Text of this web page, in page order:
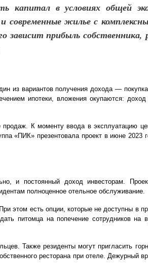
в условиях общей
жилье с
зависит прибыль собственника,
из вариантов получения дохода —
ипотеки, вложения окупаются:
К моменту ввода в эксплуатацию
«ПИК» презентовала проект в июне
и постоянный доход инвесторам.
полноценное отельное обслуживание.
этом есть опции, которые не доступны в
питомца на попечение сотрудников на
Также резиденты могут пригласить
ресторана при отеле. Дежурный